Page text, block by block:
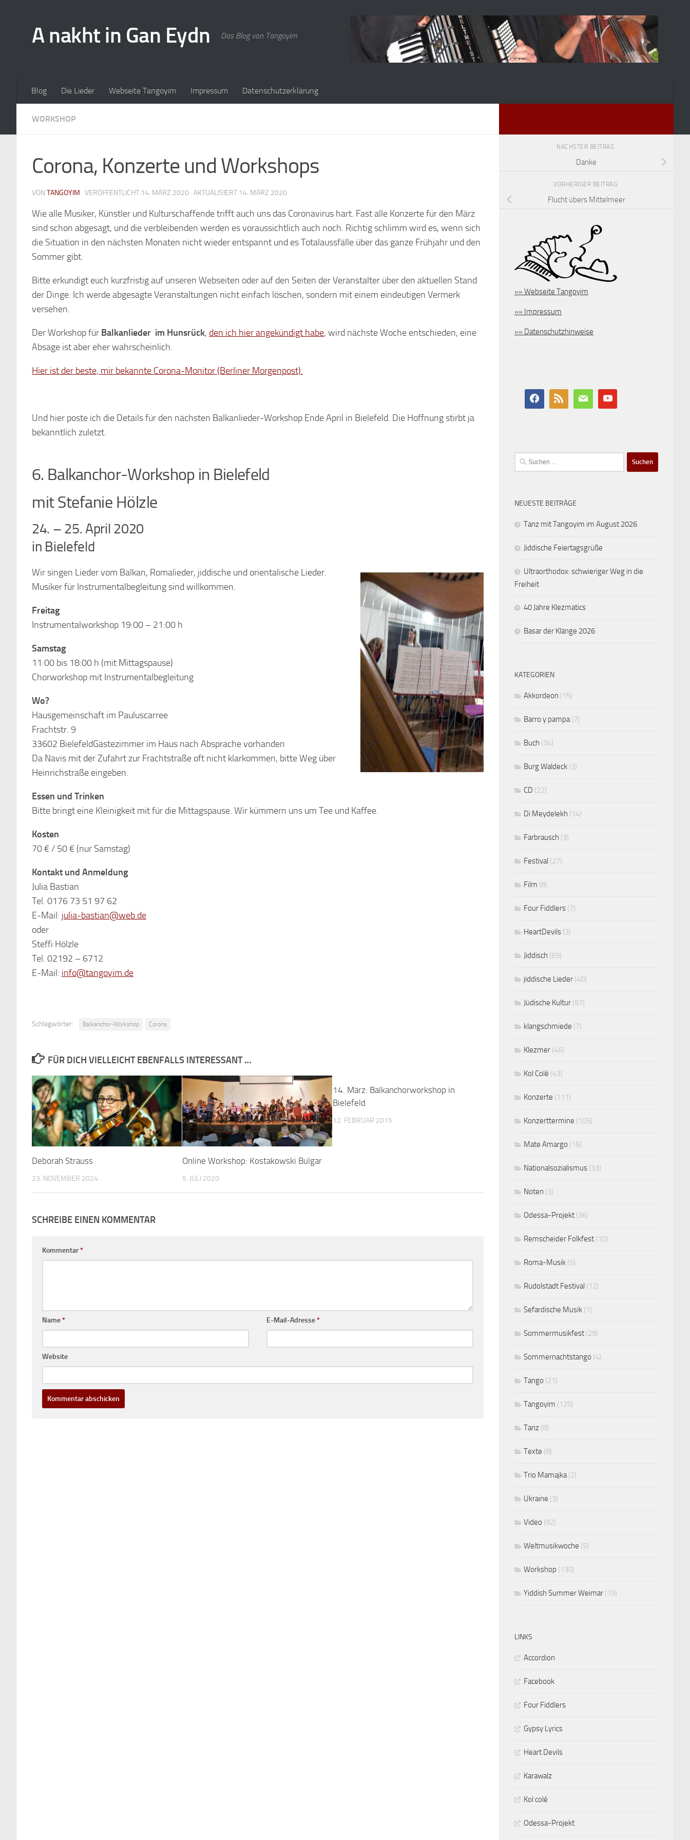
A nakht in Gan Eydn Das Blog von Tangoyim
Blog Die Lieder Webseite Tangoyim Impressum Datenschutzerklärung
WORKSHOP
Corona, Konzerte und Workshops
VON TANGOYIM · VERÖFFENTLICHT 14. MÄRZ 2020 · AKTUALISIERT 14. MÄRZ 2020
Wie alle Musiker, Künstler und Kulturschaffende trifft auch uns das Coronavirus hart. Fast alle Konzerte für den März
sind schon abgesagt, und die verbleibenden werden es voraussichtlich auch noch. Richtig schlimm wird es, wenn sich
die Situation in den nächsten Monaten nicht wieder entspannt und es Totalaussfälle über das ganze Frühjahr und den
Sommer gibt.
Bitte erkundigt euch kurzfristig auf unseren Webseiten oder auf den Seiten der Veranstalter über den aktuellen Stand
der Dinge. Ich werde abgesagte Veranstaltungen nicht einfach löschen, sondern mit einem eindeutigen Vermerk
versehen.
Der Workshop für Balkanlieder im Hunsrück, den ich hier angekündigt habe, wird nächste Woche entschieden, eine
Absage ist aber eher wahrscheinlich.
Hier ist der beste, mir bekannte Corona-Monitor (Berliner Morgenpost).
Und hier poste ich die Details für den nächsten Balkanlieder-Workshop Ende April in Bielefeld. Die Hoffnung stirbt ja
bekanntlich zuletzt.
6. Balkanchor-Workshop in Bielefeld
mit Stefanie Hölzle
24. – 25. April 2020
in Bielefeld
Wir singen Lieder vom Balkan, Romalieder, jiddische und orientalische Lieder.
Musiker für Instrumentalbegleitung sind willkommen.
Freitag
Instrumentalworkshop 19:00 – 21:00 h
Samstag
11:00 bis 18:00 h (mit Mittagspause)
Chorworkshop mit Instrumentalbegleitung
Wo?
Hausgemeinschaft im Pauluscarree
Frachtstr. 9
33602 BielefeldGästezimmer im Haus nach Absprache vorhanden
Da Navis mit der Zufahrt zur Frachtstraße oft nicht klarkommen, bitte Weg über
Heinrichstraße eingeben.
Essen und Trinken
Bitte bringt eine Kleinigkeit mit für die Mittagspause. Wir kümmern uns um Tee und Kaffee.
Kosten
70 € / 50 € (nur Samstag)
Kontakt und Anmeldung
Julia Bastian
Tel. 0176 73 51 97 62
E-Mail: julia-bastian@web.de
oder
Steffi Hölzle
Tel. 02192 – 6712
E-Mail: info@tangoyim.de
Schlagwörter: Balkanchor-Workshop Corona
FÜR DICH VIELLEICHT EBENFALLS INTERESSANT …
Deborah Strauss
23. NOVEMBER 2024
Online Workshop: Kostakowski Bulgar
5. JULI 2020
14. März: Balkanchorworkshop in
Bielefeld
12. FEBRUAR 2015
SCHREIBE EINEN KOMMENTAR
Kommentar*
Name* E-Mail-Adresse*
Website
NÄCHSTER BEITRAG
Danke
VORHERIGER BEITRAG
Flucht übers Mittelmeer
»» Webseite Tangoyim
»» Impressum
»» Datenschutzhinweise
Suchen
nach:
NEUESTE BEITRÄGE
Tanz mit Tangoyim im August 2026
Jiddische Feiertagsgrüße
Ultraorthodox: schwieriger Weg in die
Freiheit
40 Jahre Klezmatics
Basar der Klänge 2026
KATEGORIEN
Akkordeon (15)
Barro y pampa (7)
Buch (34)
Burg Waldeck (3)
CD (22)
Di Meydelekh (14)
Farbrausch (3)
Festival (27)
Film (8)
Four Fiddlers (7)
HeartDevils (3)
Jiddisch (69)
jiddische Lieder (40)
Jüdische Kultur (57)
klangschmiede (7)
Klezmer (46)
Kol Colé (43)
Konzerte (111)
Konzerttermine (105)
Mate Amargo (16)
Nationalsozialismus (33)
Noten (3)
Odessa-Projekt (36)
Remscheider Folkfest (10)
Roma-Musik (5)
Rudolstadt Festival (12)
Sefardische Musik (1)
Sommermusikfest (29)
Sommernachtstango (4)
Tango (21)
Tangoyim (125)
Tanz (8)
Texte (8)
Trio Mamajka (2)
Ukraine (3)
Video (92)
Weltmusikwoche (5)
Workshop (130)
Yiddish Summer Weimar (19)
LINKS
Accordion
Facebook
Four Fiddlers
Gypsy Lyrics
Heart Devils
Karawalz
Kol colé
Odessa-Projekt